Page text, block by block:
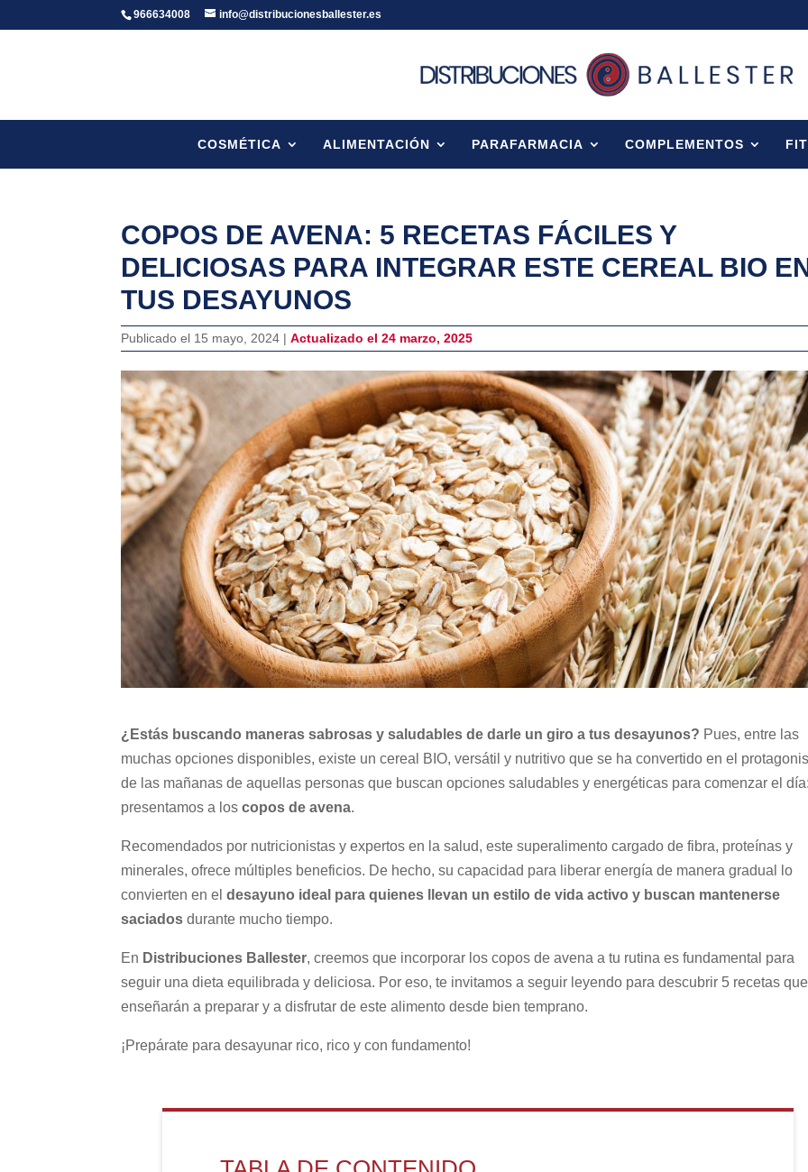
966634008 info@distribucionesballester.es
COSMÉTICA ALIMENTACIÓN PARAFARMACIA COMPLEMENTOS
COPOS DE AVENA: 5 RECETAS FÁCILES Y
DELICIOSAS PARA INTEGRAR ESTE CEREAL BIO
TUS DESAYUNOS
Publicado el 15 mayo, 2024 |Actualizado el 24 marzo, 2025
¿Estás buscando maneras sabrosas y saludables de darle un giro a tus desayunos? Pues, entre las
muchas opciones disponibles, existe un cereal BIO, versátil y nutritivo que se ha convertido en el
de las mañanas de aquellas personas que buscan opciones saludables y energéticas para comenzar el
presentamos a loscopos de avena.
Recomendados por nutricionistas y expertos en la salud, este superalimento cargado de fibra, proteínas y
minerales, ofrece múltiples beneficios. De hecho, su capacidad para liberar energía de manera gradual lo
convierten en eldesayuno ideal para quienes llevan un estilo de vida activo y buscan mantenerse
saciados durante mucho tiempo.
En Distribuciones Ballester, creemos que incorporar los copos de avena a tu rutina es fundamental para
seguir una dieta equilibrada y deliciosa. Por eso, te invitamos a seguir leyendo para descubrir 5 recetas
enseñarán a preparar y a disfrutar de este alimento desde bien temprano.
¡Prepárate para desayunar rico, rico y con fundamento!